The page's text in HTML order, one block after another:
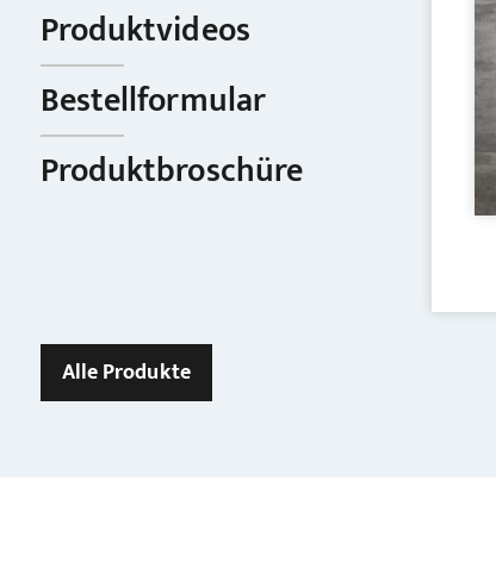
Produktvideos
Bestellformular
Produktbroschüre
Alle Produkte